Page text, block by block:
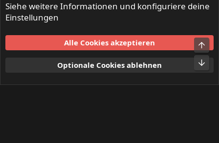
Mitglieder
Nutzungsbedingungen
Datenschutz
S
Siehe weitere Informationen und konfiguriere deine
Einstellungen
Alle Cookies akzeptieren
Optionale Cookies ablehnen